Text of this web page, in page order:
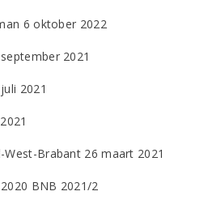
6 oktober 2022
2021
2021
West-Brabant 26 maart 2021
BNB 2021/2